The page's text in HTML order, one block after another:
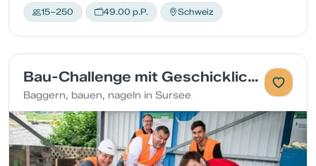
15–250 49.00 p.P. Schweiz
Bau-Challenge mit Geschicklichkeits-Test
Baggern, bauen, nageln in Sursee